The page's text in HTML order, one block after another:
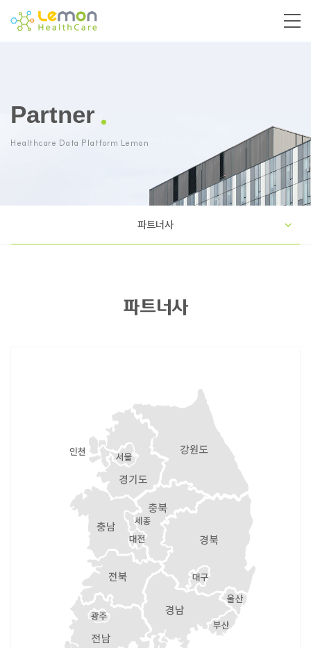
Partner
Healthcare Data Platform Lemon
파트너사
파트너사